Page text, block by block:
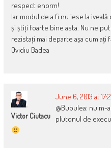
respect enorm!
Iar modul de a fi nu iese la
și știți foarte bine asta. Nu ne
rezistați mai departe așa cum ați
Ovidiu Badea
Victor Ciutacu
June 6, 2013 at
@Bubulea: nu m-
plutonul de